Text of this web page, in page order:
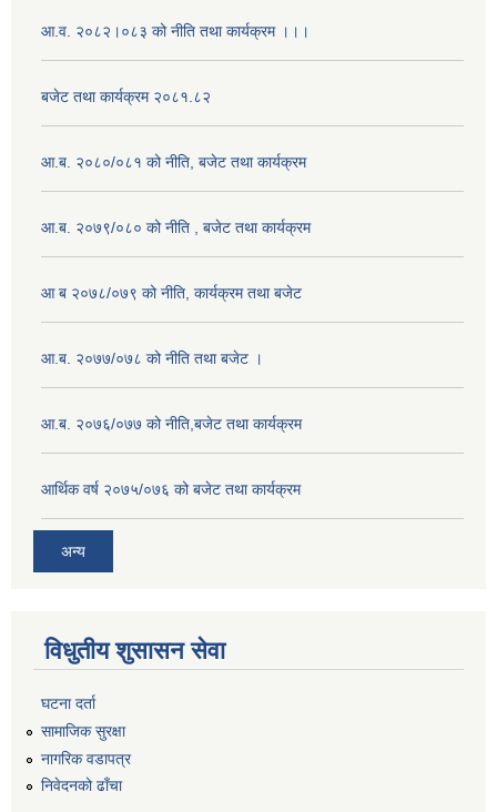
आ.व. २०८२।०८३ को नीति तथा कार्यक्रम ।।।
बजेट तथा कार्यक्रम २०८१.८२
आ.ब. २०८०/०८१ को नीति, बजेट तथा कार्यक्रम
आ.ब. २०७९/०८० को नीति , बजेट तथा कार्यक्रम
आ ब २०७८/०७९ को नीति, कार्यक्रम तथा बजेट
आ.ब. २०७७/०७८ को नीति तथा बजेट ।
आ.ब. २०७६/०७७ को नीति,बजेट तथा कार्यक्रम
आर्थिक वर्ष २०७५/०७६ को बजेट तथा कार्यक्रम
अन्य
विधुतीय शुसासन सेवा
घटना दर्ता
सामाजिक सुरक्षा
नागरिक वडापत्र
निवेदनको ढाँचा